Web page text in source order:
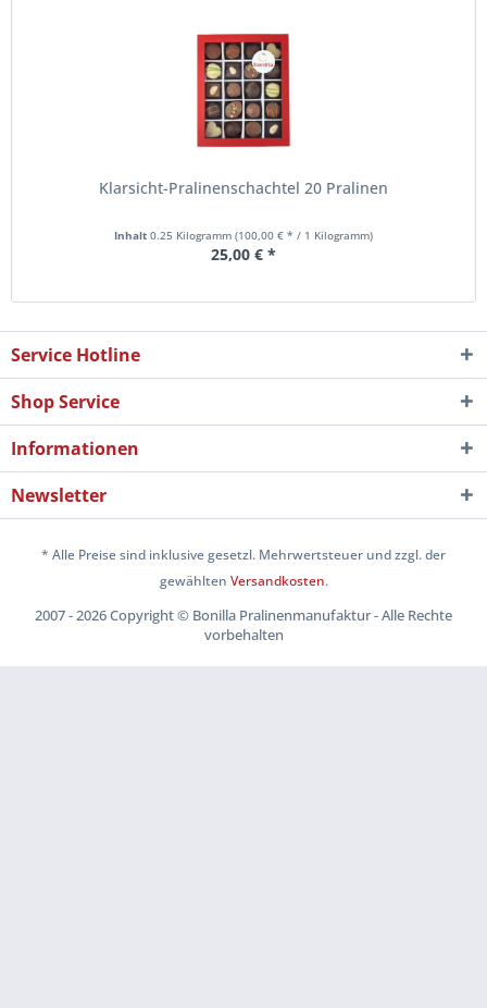
Klarsicht-Pralinenschachtel 20 Pralinen
Inhalt 0.25 Kilogramm (100,00 € * / 1 Kilogramm)
25,00 € *
Service Hotline
Shop Service
Informationen
Newsletter
* Alle Preise sind inklusive gesetzl. Mehrwertsteuer und zzgl. der
gewählten Versandkosten.
2007 - 2026 Copyright © Bonilla Pralinenmanufaktur - Alle Rechte
vorbehalten